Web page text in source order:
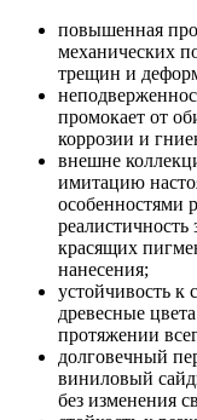
повышенная
механических
трещин и
промокает от
коррозии и
внешне
имитацию
особенностями
реалистичность
красящих
нанесения;
устойчивость
древесные
протяжении
долговечный
виниловый
без изменения